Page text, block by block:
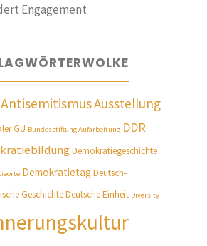
Engagement
AntisemitismusAusstellung
GU Bundesstiftung Aufarbeitung DDR
Demokratiegeschichte
Demokratietag Deutsch-
GeschichteDeutsche Einheit Diversity